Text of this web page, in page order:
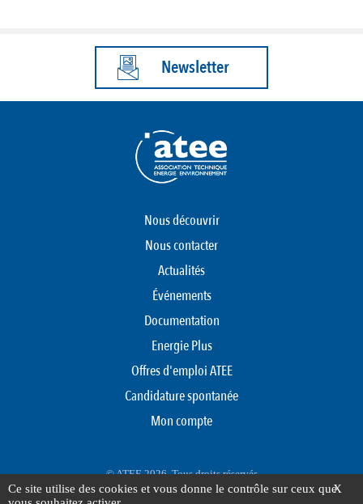
Newsletter
Nous découvrir
Nous contacter
Actualités
Événements
Documentation
Energie Plus
Offres d'emploi ATEE
Candidature spontanée
Mon compte
© ATEE 2026. Tous droits réservés
Protection des données personnelles
Plan du site
X
Ce site utilise des cookies et vous donne le contrôle sur ceux que